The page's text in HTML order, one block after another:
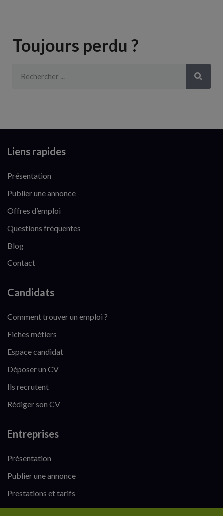
Toujours perdu ?
Liens rapides
Présentation
Publier une annonce
Offres d’emploi
Questions fréquentes
Blog
Contact
Candidats
Comment trouver un emploi ?
Fiches métiers
Espace candidat
Déposer un CV
Ils recrutent
Rédiger son CV
Entreprises
Présentation
Publier une annonce
Prestations et tarifs